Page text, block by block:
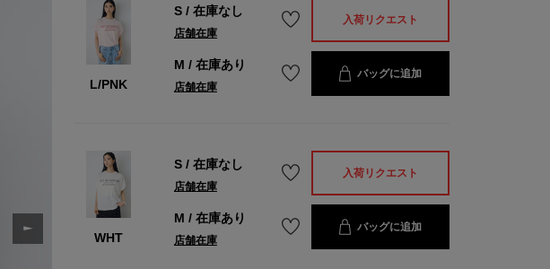
L/PNK
S/ 在庫なし
店舗在庫
入荷リクエスト
M / 在庫あり
店舗在庫
バッグに追加
WHT
S/ 在庫なし
店舗在庫
入荷リクエスト
M / 在庫あり
店舗在庫
バッグに追加